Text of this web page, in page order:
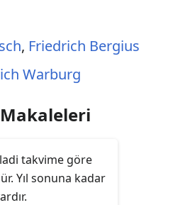
, Friedrich Bergius
Warburg
takvime göre
Yıl sonuna kadar